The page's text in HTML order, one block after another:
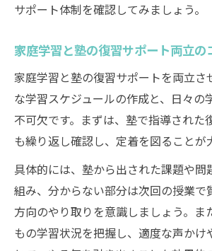
サポート体制を確認してみましょう。
家庭学習と塾の復習サポート両立の
家庭学習と塾の復習サポートを両立さ
な学習スケジュールの作成と、日々の
不可欠です。まずは、塾で指導された
も繰り返し確認し、定着を図ることが
具体的には、塾から出された課題や問
組み、分からない部分は次回の授業で
方向のやり取りを意識しましょう。ま
もの学習状況を把握し、適度な声かけ